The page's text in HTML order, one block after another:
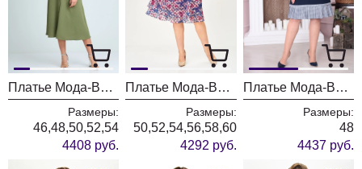
Платье Мода-Версаль 2298/хаки
Размеры:
46,48,50,52,54
4408 руб.
Платье Мода-Версаль 2383 индиго
Размеры:
50,52,54,56,58,60
4292 руб.
Платье Мода-Версаль 2365 т.синий
Размеры:
48
4437 руб.